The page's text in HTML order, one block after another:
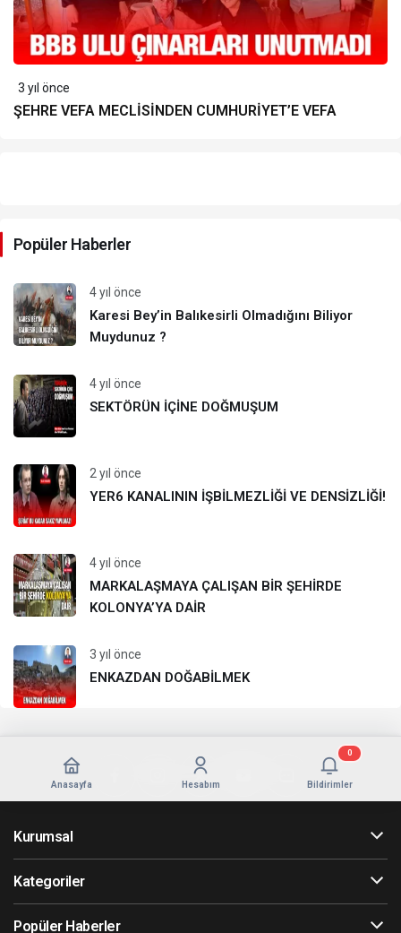
3 yıl önce
ŞEHRE VEFA MECLİSİNDEN CUMHURİYET’E VEFA
Popüler Haberler
4 yıl önce
Karesi Bey’in Balıkesirli Olmadığını Biliyor
Muydunuz ?
4 yıl önce
SEKTÖRÜN İÇİNE DOĞMUŞUM
2 yıl önce
YER6 KANALININ İŞBİLMEZLİĞİ VE DENSİZLİĞİ!
4 yıl önce
MARKALAŞMAYA ÇALIŞAN BİR ŞEHİRDE
KOLONYA’YA DAİR
3 yıl önce
ENKAZDAN DOĞABİLMEK
Anasayfa Hesabım Bildirimler
0
Kurumsal
Kategoriler
Popüler Haberler